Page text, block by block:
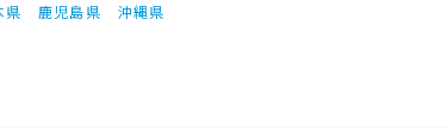
県 鹿児島県 沖縄県